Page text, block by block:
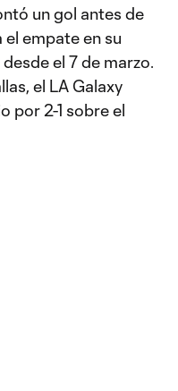
un gol antes de
empate en su
el 7 de marzo.
el LA Galaxy
por 2-1 sobre el